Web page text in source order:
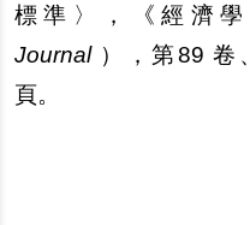
標準〉，《經濟學
Journal ），第89卷
頁。